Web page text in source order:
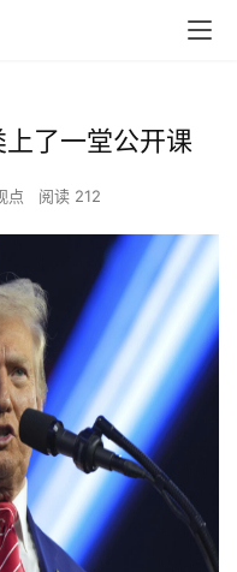
了一堂公开课
点 阅读 212